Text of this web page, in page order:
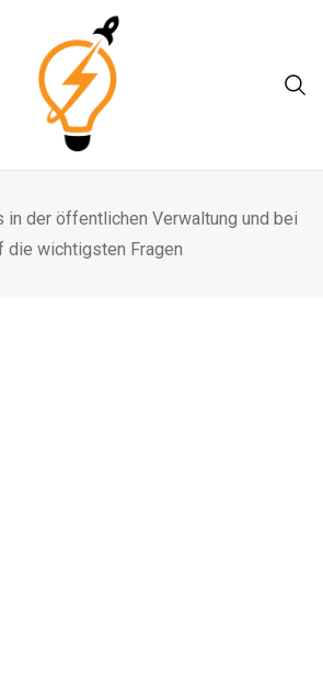
in der öffentlichen Verwaltung und bei
die wichtigsten Fragen